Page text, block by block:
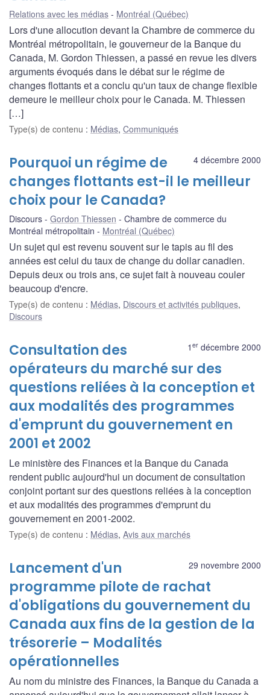
Relations avec les médias Montréal (Québec)
Lors d'une allocution devant la Chambre de commerce du
Montréal métropolitain, le gouverneur de la Banque du
Canada, M. Gordon Thiessen, a passé en revue les divers
arguments évoqués dans le débat sur le régime de
changes flottants et a conclu qu'un taux de change flexible
demeure le meilleur choix pour le Canada. M. Thiessen
[…]
Type(s) de contenu : Médias, Communiqués
4 décembre 2000
Pourquoi un régime de
changes flottants est-il le meilleur
choix pour le Canada?
Discours Gordon Thiessen
Chambre de commerce du
Montréal métropolitain
Montréal (Québec)
Un sujet qui est revenu souvent sur le tapis au fil des
années est celui du taux de change du dollar canadien.
Depuis deux ou trois ans, ce sujet fait à nouveau couler
beaucoup d'encre.
Type(s) de contenu : Médias, Discours et activités publiques,
Discours
1 er décembre 2000
Consultation des
opérateurs du marché sur des
questions reliées à la conception et
aux modalités des programmes
d'emprunt du gouvernement en
2001 et 2002
Le ministère des Finances et la Banque du Canada
rendent public aujourd'hui un document de consultation
conjoint portant sur des questions reliées à la conception
et aux modalités des programmes d'emprunt du
gouvernement en 2001-2002.
Type(s) de contenu : Médias, Avis aux marchés
29 novembre 2000
Lancement d'un
programme pilote de rachat
d'obligations du gouvernement du
Canada aux fins de la gestion de la
trésorerie – Modalités
opérationnelles
Au nom du ministre des Finances, la Banque du Canada a